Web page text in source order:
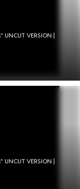
VERSION |
VERSION |